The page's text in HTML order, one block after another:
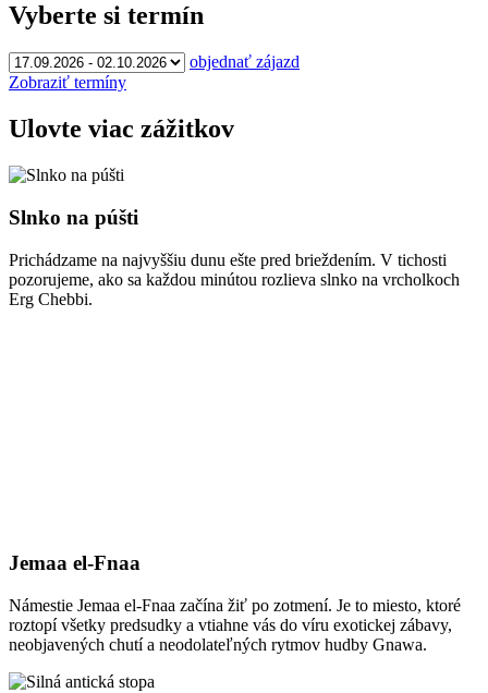
Vyberte si termín
objednať zájazd
Zobraziť termíny
Ulovte viac zážitkov
Slnko na púšti
Prichádzame na najvyššiu dunu ešte pred brieždením. V tichosti
pozorujeme, ako sa každou minútou rozlieva slnko na vrcholkoch
Erg Chebbi.
Jemaa el-Fnaa
Námestie Jemaa el-Fnaa začína žiť po zotmení. Je to miesto, ktoré
roztopí všetky predsudky a vtiahne vás do víru exotickej zábavy,
neobjavených chutí a neodolateľných rytmov hudby Gnawa.